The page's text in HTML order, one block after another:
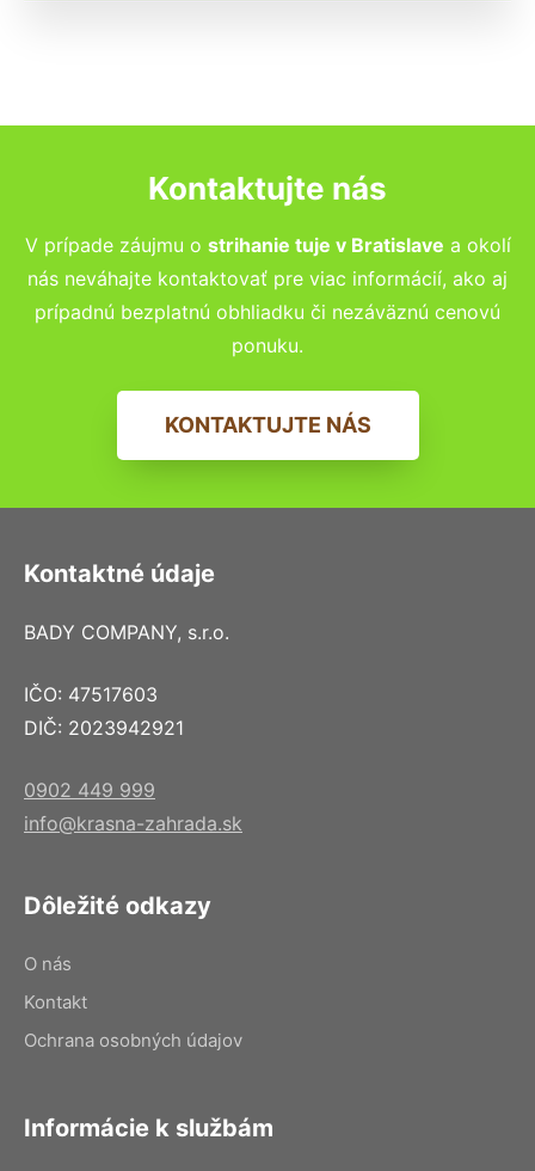
Kontaktujte nás
V prípade záujmu o strihanie tuje v Bratislave a okolí
nás neváhajte kontaktovať pre viac informácií, ako aj
prípadnú bezplatnú obhliadku či nezáväznú cenovú
ponuku.
KONTAKTUJTE NÁS
Kontaktné údaje
BADY COMPANY, s.r.o.
IČO: 47517603
DIČ: 2023942921
0902 449 999
info@krasna-zahrada.sk
Dôležité odkazy
O nás
Kontakt
Ochrana osobných údajov
Informácie k službám